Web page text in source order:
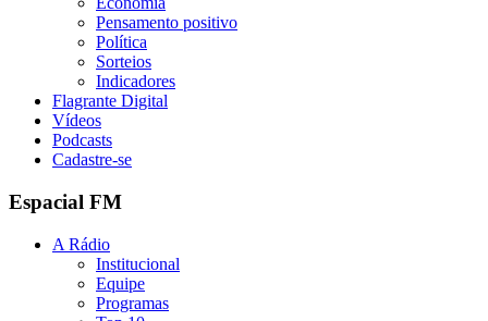
Pensamento positivo
Política
Sorteios
Indicadores
Flagrante Digital
Vídeos
Podcasts
Cadastre-se
Espacial FM
A Rádio
Institucional
Equipe
Programas